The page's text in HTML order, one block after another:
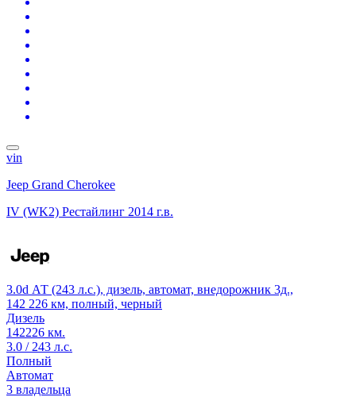
vin
Jeep Grand Cherokee
IV (WK2) Рестайлинг 2014 г.в.
3.0d АТ (243 л.с.), дизель, автомат, внедорожник 3д.,
142 226 км, полный, черный
Дизель
142226 км.
3.0 / 243 л.с.
Полный
Автомат
3 владельца